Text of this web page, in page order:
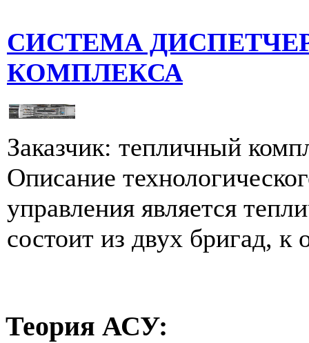
СИСТЕМА
КОМПЛЕКСА
Заказчик: тепличный
Описание
управления является
состоит из двух бригад, к
Теория АСУ: